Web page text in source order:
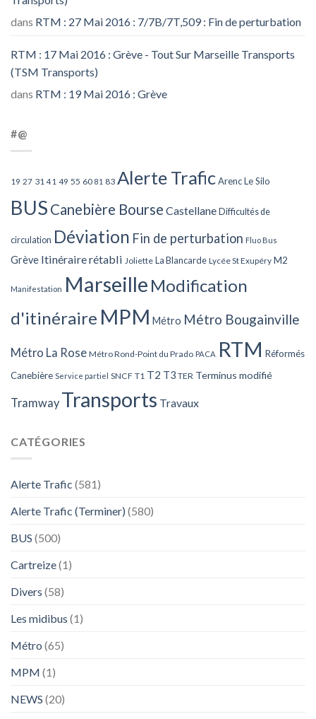
dans RTM : 27 Mai 2016 : 7/7B/7T,509 : Fin de perturbation
RTM : 17 Mai 2016 : Grève - Tout Sur Marseille Transports
(TSM Transports)
dans RTM : 19 Mai 2016 : Grève
#@
19 27 31 41 49 55 60 81 83 Alerte TraficArenc Le Silo
BUS Canebière Bourse Castellane Difficultés de
circulation Déviation Fin de perturbation Fluo Bus
Grève Itinéraire rétabli Joliette La Blancarde Lycée St Exupéry M2
Manifestation Marseille Modification
d'itinéraire MPM Métro Métro Bougainville
Métro La Rose Métro Rond-Point du Prado PACA RTM Réformés
Canebière Service partiel SNCF T1 T2 T3 TER Terminus modifié
Tramway Transports Travaux
CATÉGORIES
Alerte Trafic (581)
Alerte Trafic (Terminer) (580)
BUS (500)
Cartreize(1)
Divers (58)
Les midibus (1)
Métro (65)
MPM (1)
NEWS (20)